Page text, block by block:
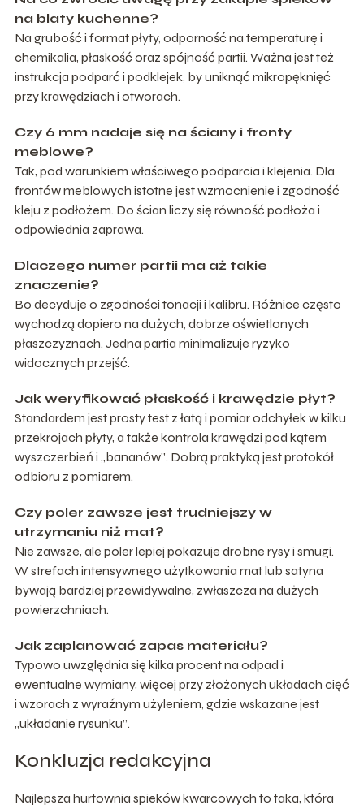
na blaty kuchenne?
Na grubość i format płyty, odporność na temperaturę i
chemikalia, płaskość oraz spójność partii. Ważna jest też
instrukcja podparć i podklejek, by uniknąć mikropęknięć
przy krawędziach i otworach.
Czy 6 mm nadaje się na ściany i fronty
meblowe?
Tak, pod warunkiem właściwego podparcia i klejenia. Dla
frontów meblowych istotne jest wzmocnienie i zgodność
kleju z podłożem. Do ścian liczy się równość podłoża i
odpowiednia zaprawa.
Dlaczego numer partii ma aż takie
znaczenie?
Bo decyduje o zgodności tonacji i kalibru. Różnice często
wychodzą dopiero na dużych, dobrze oświetlonych
płaszczyznach. Jedna partia minimalizuje ryzyko
widocznych przejść.
Jak weryfikować płaskość i krawędzie płyt?
Standardem jest prosty test z łatą i pomiar odchyłek w kilku
przekrojach płyty, a także kontrola krawędzi pod kątem
wyszczerbień i „bananów”. Dobrą praktyką jest protokół
odbioru z pomiarem.
Czy poler zawsze jest trudniejszy w
utrzymaniu niż mat?
Nie zawsze, ale poler lepiej pokazuje drobne rysy i smugi.
W strefach intensywnego użytkowania mat lub satyna
bywają bardziej przewidywalne, zwłaszcza na dużych
powierzchniach.
Jak zaplanować zapas materiału?
Typowo uwzględnia się kilka procent na odpad i
ewentualne wymiany, więcej przy złożonych układach cięć
i wzorach z wyraźnym użyleniem, gdzie wskazane jest
„układanie rysunku”.
Konkluzja redakcyjna
Najlepsza hurtownia spieków kwarcowych to taka, która